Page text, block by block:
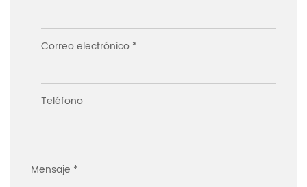
Correo electrónico *
Teléfono
Mensaje *